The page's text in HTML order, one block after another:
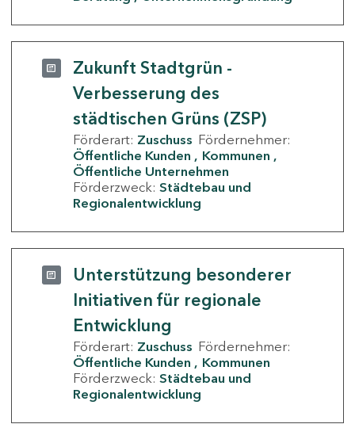
Zukunft Stadtgrün -
Verbesserung des
städtischen Grüns (ZSP)
Förderart: Zuschuss Fördernehmer:
Öffentliche Kunden
Kommunen
Öffentliche Unternehmen
Förderzweck: Städtebau und
Regionalentwicklung
Unterstützung besonderer
Initiativen für regionale
Entwicklung
Förderart: Zuschuss Fördernehmer:
Öffentliche Kunden
Kommunen
Förderzweck: Städtebau und
Regionalentwicklung